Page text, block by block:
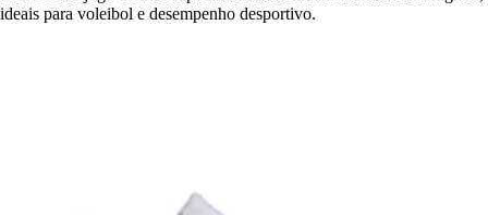
ideais para voleibol e desempenho desportivo.